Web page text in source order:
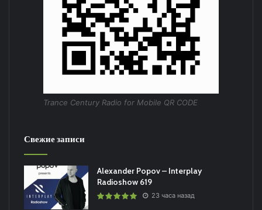
Trance Century Radio for Mobile QR CODE
Свежие записи
Alexander Popov – Interplay
Radioshow 619
23 часа назад